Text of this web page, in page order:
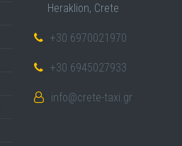
Heraklion, Crete
+30 6970021970
+30 6945027933
info@crete-taxi.gr